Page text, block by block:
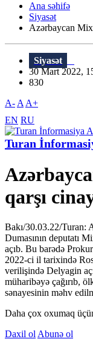
Ana səhifə
Siyasət
Azərbaycan
Siyasət
30 Mart 2022,
830
A- A A+
EN RU
Turan
qarşı
Bakı/30.03.22/Turan:
Dumasının deputatı
açıb. Bu barədə
2022-ci il tarixində
verilişində Delyagin
müharibəyə çağırıb,
sənayesinin məhv
Daha çox oxumaq
Daxil ol Abunə ol